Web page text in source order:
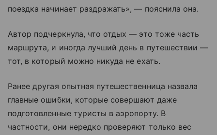
поездка начинает раздражать», — пояснила она.
Автор подчеркнула, что отдых — это тоже часть
маршрута, и иногда лучший день в путешествии —
тот, в который можно никуда не ехать.
Ранее другая опытная путешественница назвала
главные ошибки, которые совершают даже
подготовленные туристы в аэропорту. В
частности, они нередко проверяют только вес